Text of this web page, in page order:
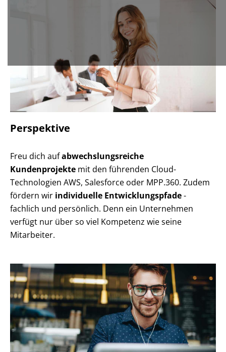
Perspektive
Freu dich aufabwechslungsreiche
Kundenprojekte mit den führenden Cloud-
Technologien AWS, Salesforce oder MPP.360. Zudem
fördern wir individuelle Entwicklungspfade-
fachlich und persönlich. Denn ein Unternehmen
verfügt nur über so viel Kompetenz wie seine
Mitarbeiter.